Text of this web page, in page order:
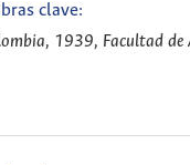
clave:
1939, Facultad de